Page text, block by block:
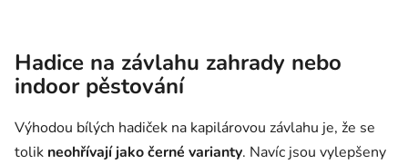
Hadice na závlahu zahrady nebo
indoor pěstování
Výhodou bílých hadiček na kapilárovou závlahu je, že se
tolik neohřívají jako černé varianty. Navíc jsou vylepšeny